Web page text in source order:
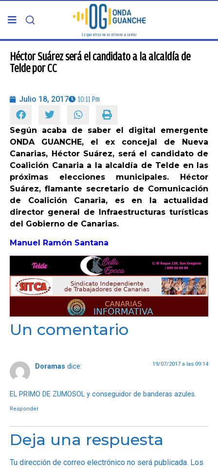
PORTADA
GRAN CANARIA
CANARIAS
5ª COLUMNA
CARTAS DEL DIRECTOR
ENTREVISTAS
OPINIÓN
PROGRAMAS
Héctor Suárez será el candidato a la alcaldía de
Telde por CC
Julio 18, 2017 10:11 Pm
Según acaba de saber el digital emergente
ONDA GUANCHE, el ex concejal de Nueva
Canarias, Héctor Suárez, será el candidato de
Coalición Canaria a la alcaldía de Telde en las
próximas elecciones municipales. Héctor
Suárez, flamante secretario de Comunicación
de Coalición Canaria, es en la actualidad
director general de Infraestructuras turísticas
del Gobierno de Canarias.
Manuel Ramón Santana
Un comentario
Doramas dice: 19/07/2017 a las 09:14
EL PRIMO DE ZUMOSOL y conseguidor de banderas azules.
Responder
Deja una respuesta
Tu dirección de correo electrónico no será publicada. Los